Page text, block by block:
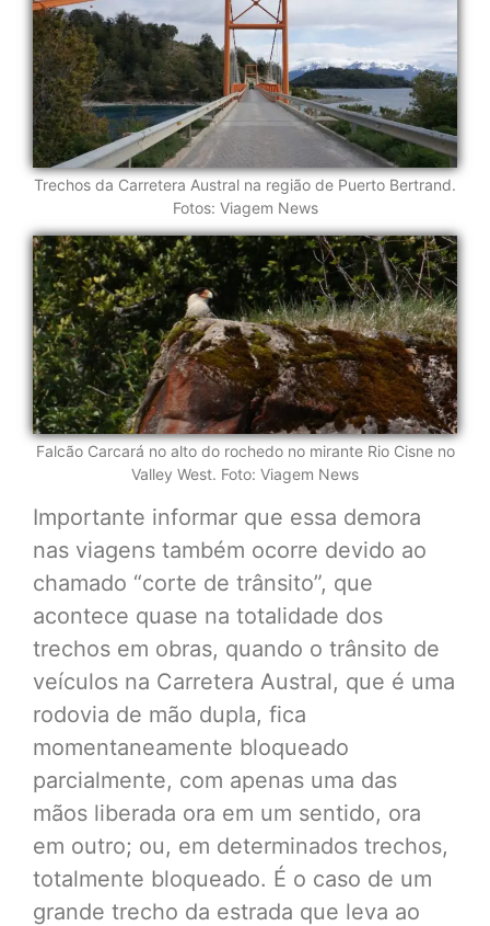
Trechos da Carretera Austral na região de Puerto Bertrand.
Fotos: Viagem News
Falcão Carcará no alto do rochedo no mirante Rio Cisne no
Valley West. Foto: Viagem News
Importante informar que essa demora
nas viagens também ocorre devido ao
chamado “corte de trânsito”, que
acontece quase na totalidade dos
trechos em obras, quando o trânsito de
veículos na Carretera Austral, que é uma
rodovia de mão dupla, fica
momentaneamente bloqueado
parcialmente, com apenas uma das
mãos liberada ora em um sentido, ora
em outro; ou, em determinados trechos,
totalmente bloqueado. É o caso de um
grande trecho da estrada que leva ao